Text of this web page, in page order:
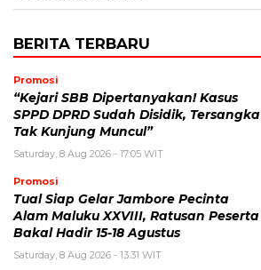
BERITA TERBARU
Promosi
“Kejari SBB Dipertanyakan! Kasus
SPPD DPRD Sudah Disidik, Tersangka
Tak Kunjung Muncul”
Saturday, 8 Aug 2026 - 17:05 WIT
Promosi
Tual Siap Gelar Jambore Pecinta
Alam Maluku XXVIII, Ratusan Peserta
Bakal Hadir 15-18 Agustus
Saturday, 8 Aug 2026 - 13:31 WIT